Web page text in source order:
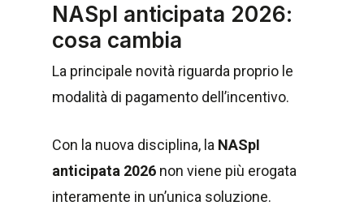
NASpI anticipata 2026:
cosa cambia
La principale novità riguarda proprio le
modalità di pagamento dell’incentivo.
Con la nuova disciplina, la NASpI
anticipata 2026 non viene più erogata
interamente in un’unica soluzione.